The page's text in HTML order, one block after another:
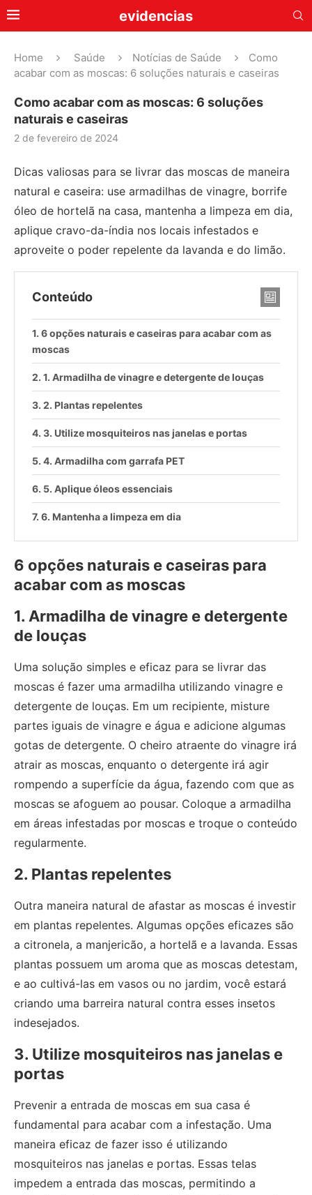
evidencias
Home Saúde Notícias de Saúde
Como
acabar com as moscas: 6 soluções naturais e caseiras
Como acabar com as moscas: 6 soluções
naturais e caseiras
2 de fevereiro de 2024
Dicas valiosas para se livrar das moscas de maneira
natural e caseira: use armadilhas de vinagre, borrife
óleo de hortelã na casa, mantenha a limpeza em dia,
aplique cravo-da-índia nos locais infestados e
aproveite o poder repelente da lavanda e do limão.
Conteúdo
6 opções naturais e caseiras para acabar com as
moscas
1. Armadilha de vinagre e detergente de louças
2. Plantas repelentes
3. Utilize mosquiteiros nas janelas e portas
4. Armadilha com garrafa PET
5. Aplique óleos essenciais
6. Mantenha a limpeza em dia
6 opções naturais e caseiras para
acabar com as moscas
1. Armadilha de vinagre e detergente
de louças
Uma solução simples e eficaz para se livrar das
moscas é fazer uma armadilha utilizando vinagre e
detergente de louças. Em um recipiente, misture
partes iguais de vinagre e água e adicione algumas
gotas de detergente. O cheiro atraente do vinagre irá
atrair as moscas, enquanto o detergente irá agir
rompendo a superfície da água, fazendo com que as
moscas se afoguem ao pousar. Coloque a armadilha
em áreas infestadas por moscas e troque o conteúdo
regularmente.
2. Plantas repelentes
Outra maneira natural de afastar as moscas é investir
em plantas repelentes. Algumas opções eficazes são
a citronela, a manjericão, a hortelã e a lavanda. Essas
plantas possuem um aroma que as moscas detestam,
e ao cultivá-las em vasos ou no jardim, você estará
criando uma barreira natural contra esses insetos
indesejados.
3. Utilize mosquiteiros nas janelas e
portas
Prevenir a entrada de moscas em sua casa é
fundamental para acabar com a infestação. Uma
maneira eficaz de fazer isso é utilizando
mosquiteiros nas janelas e portas. Essas telas
impedem a entrada das moscas, permitindo a